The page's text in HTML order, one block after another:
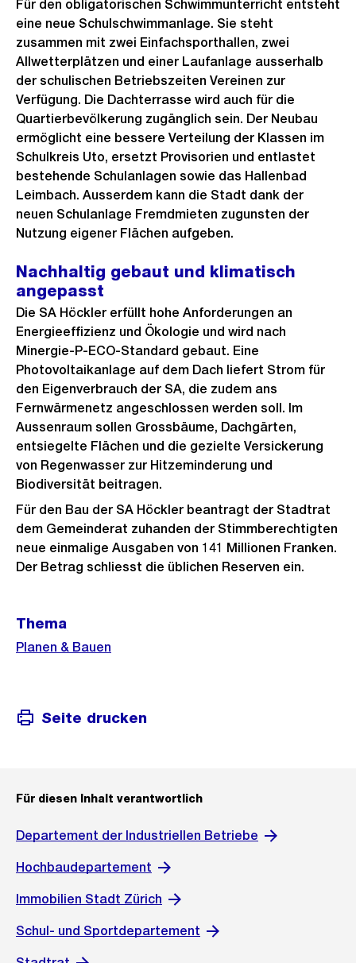
Für den obligatorischen Schwimmunterricht entsteht
eine neue Schulschwimmanlage. Sie steht
zusammen mit zwei Einfachsporthallen, zwei
Allwetterplätzen und einer Laufanlage ausserhalb
der schulischen Betriebszeiten Vereinen zur
Verfügung. Die Dachterrasse wird auch für die
Quartierbevölkerung zugänglich sein. Der Neubau
ermöglicht eine bessere Verteilung der Klassen im
Schulkreis Uto, ersetzt Provisorien und entlastet
bestehende Schulanlagen sowie das Hallenbad
Leimbach. Ausserdem kann die Stadt dank der
neuen Schulanlage Fremdmieten zugunsten der
Nutzung eigener Flächen aufgeben.
Nachhaltig gebaut und klimatisch
angepasst
Die SA Höckler erfüllt hohe Anforderungen an
Energieeffizienz und Ökologie und wird nach
Minergie-P-ECO-Standard gebaut. Eine
Photovoltaikanlage auf dem Dach liefert Strom für
den Eigenverbrauch der SA, die zudem ans
Fernwärmenetz angeschlossen werden soll. Im
Aussenraum sollen Grossbäume, Dachgärten,
entsiegelte Flächen und die gezielte Versickerung
von Regenwasser zur Hitzeminderung und
Biodiversität beitragen.
Für den Bau der SA Höckler beantragt der Stadtrat
dem Gemeinderat zuhanden der Stimmberechtigten
neue einmalige Ausgaben von 141 Millionen Franken.
Der Betrag schliesst die üblichen Reserven ein.
Weitere
Informationen
Thema
Planen & Bauen
Seite drucken
Für diesen Inhalt verantwortlich
Departement der Industriellen Betriebe
Hochbaudepartement
Immobilien Stadt Zürich
Schul- und Sportdepartement